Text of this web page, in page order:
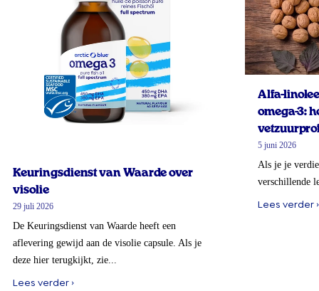
Keuringsdienst van Waarde over
visolie
29 juli 2026
De Keuringsdienst van Waarde heeft een
aflevering gewijd aan de visolie capsule. Als je
deze hier terugkijkt, zie...
Lees verder ›
Alfa-
omega-3:
5 juni 2026
Als je je
verschillende
Lees verder ›